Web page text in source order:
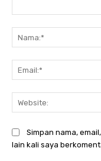
Simpan nama,
lain kali saya